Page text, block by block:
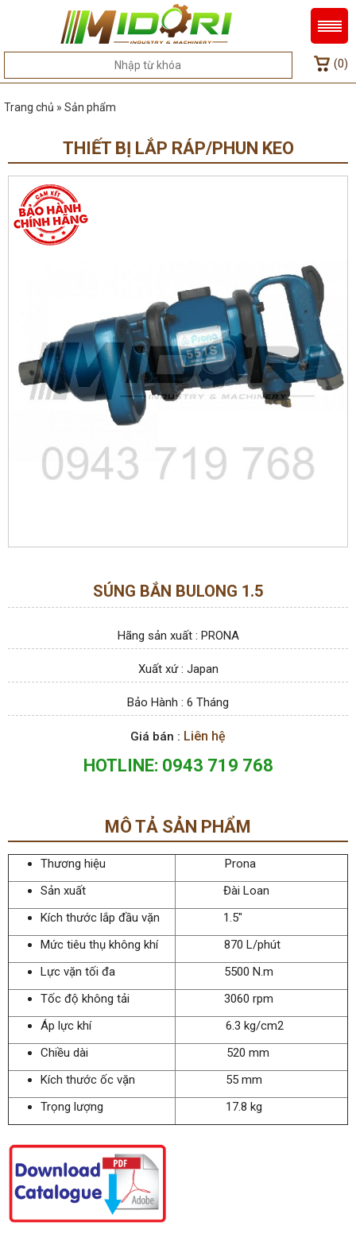
(0)
Trang chủ » Sản phẩm
THIẾT BỊ LẮP RÁP/PHUN KEO
SÚNG BẮN BULONG 1.5
Hãng sản xuất : PRONA
Xuất xứ : Japan
Bảo Hành : 6 Tháng
Giá bán : Liên hệ
HOTLINE: 0943 719 768
MÔ TẢ SẢN PHẨM
Thương hiệu
Prona
Sản xuất
Đài Loan
Kích thước lắp đầu vặn
1.5"
Mức tiêu thụ không khí
870 L/phút
Lực vặn tối đa
5500 N.m
Tốc độ không tải
3060 rpm
Áp lực khí
6.3 kg/cm2
Chiều dài
520 mm
Kích thước ốc vặn
55 mm
Trọng lượng
17.8 kg